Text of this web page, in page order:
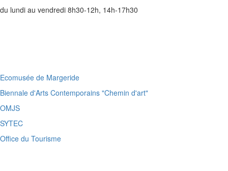
du lundi au vendredi 8h30-12h, 14h-17h30
Ecomusée de Margeride
Biennale d'Arts Contemporains "Chemin d'art"
OMJS
SYTEC
Office du Tourisme